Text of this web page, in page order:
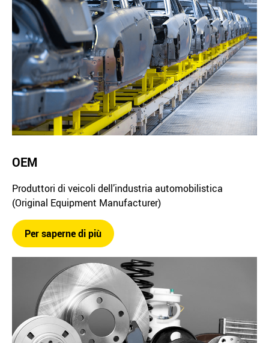
OEM
Produttori di veicoli dell’industria automobilistica
(Original Equipment Manufacturer)
Per saperne di più